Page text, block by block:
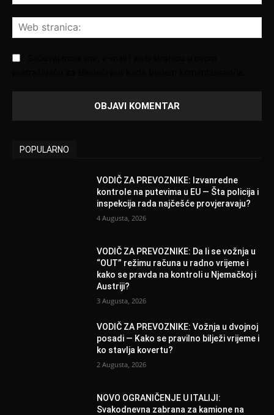
POPULARNO
VODIČ ZA PREVOZNIKE: Izvanredne
kontrole na putevima u EU — Šta policija i
inspekcija rada najčešće provjeravaju?
4 Augusta, 2026
VODIČ ZA PREVOZNIKE: Da li se vožnja u
“OUT” režimu računa u radno vrijeme i
kako se pravda na kontroli u Njemačkoj i
Austriji?
3 Augusta, 2026
VODIČ ZA PREVOZNIKE: Vožnja u dvojnoj
posadi — Kako se pravilno bilježi vrijeme i
ko stavlja kovertu?
2 Augusta, 2026
NOVO OGRANIČENJE U ITALIJI:
Svakodnevna zabrana za kamione na